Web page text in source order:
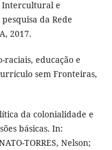
Intercultural e
da Rede
2017.
raciais, educação e
sem Fronteiras,
da colonialidade e
básicas. In:
TORRES, Nelson;